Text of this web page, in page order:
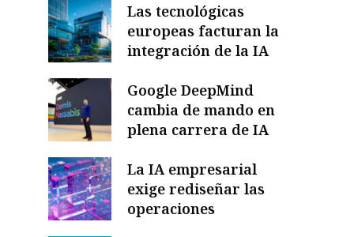
Las tecnológicas
europeas facturan la
integración de la IA
Google DeepMind
cambia de mando en
plena carrera de IA
La IA empresarial
exige rediseñar las
operaciones